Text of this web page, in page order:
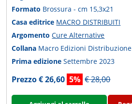
Formato Brossura - cm 15,3x21
Casa editrice MACRO DISTRIBUITI
ArgomentoCure Alternative
Collana Macro Edizioni Distribuzione
Prima edizioneSettembre 2023
Prezzo € 26,60 5% € 28,00